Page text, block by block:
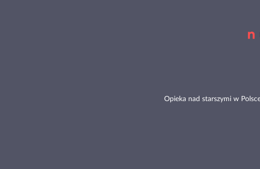
Opieka nad starszymi w